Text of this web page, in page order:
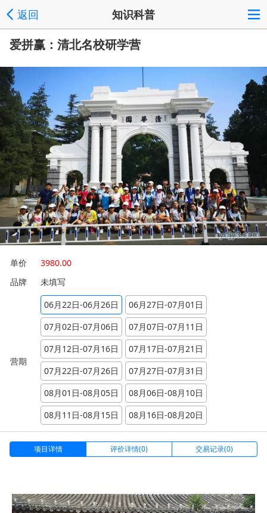
返回 知识科普
爱拼赢：清北名校研学营
单价
3980.00
品牌
未填写
营期
06月22日-06月26日
06月27日-07月01日
07月02日-07月06日
07月07日-07月11日
07月12日-07月16日
07月17日-07月21日
07月22日-07月26日
07月27日-07月31日
08月01日-08月05日
08月06日-08月10日
08月11日-08月15日
08月16日-08月20日
项目详情 评价详情(0) 交易记录(0)